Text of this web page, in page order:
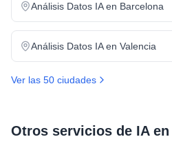
Análisis Datos IAen Barcelona
Análisis Datos IAen Valencia
Ver las 50 ciudades
Otros servicios de IA en